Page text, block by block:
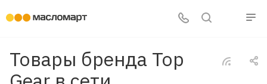
Товары бренда Top